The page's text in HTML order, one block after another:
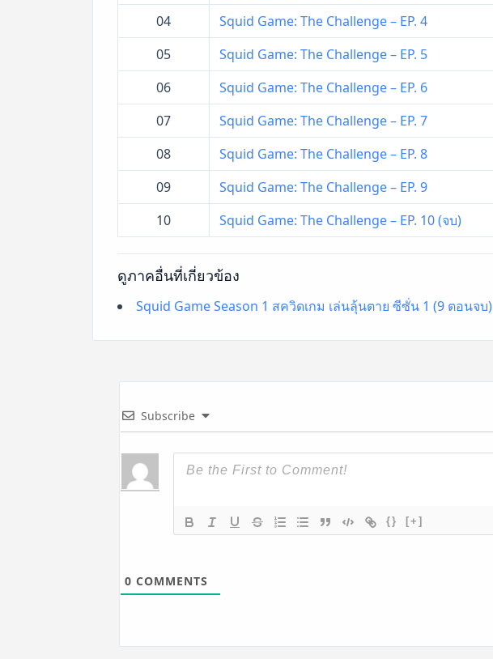
04
Squid Game: The Challenge – EP. 4
05
Squid Game: The Challenge – EP. 5
06
Squid Game: The Challenge – EP. 6
07
Squid Game: The Challenge – EP. 7
08
Squid Game: The Challenge – EP. 8
09
Squid Game: The Challenge – EP. 9
10
Squid Game: The Challenge – EP. 10 (จบ)
ดูภาคอื่นที่เกี่ยวข้อง
Squid Game Season 1 สควิดเกม เล่นลุ้นตาย ซีซั่น 1 (9 ตอนจบ)
Subscribe
{} [+]
0 COMMENTS